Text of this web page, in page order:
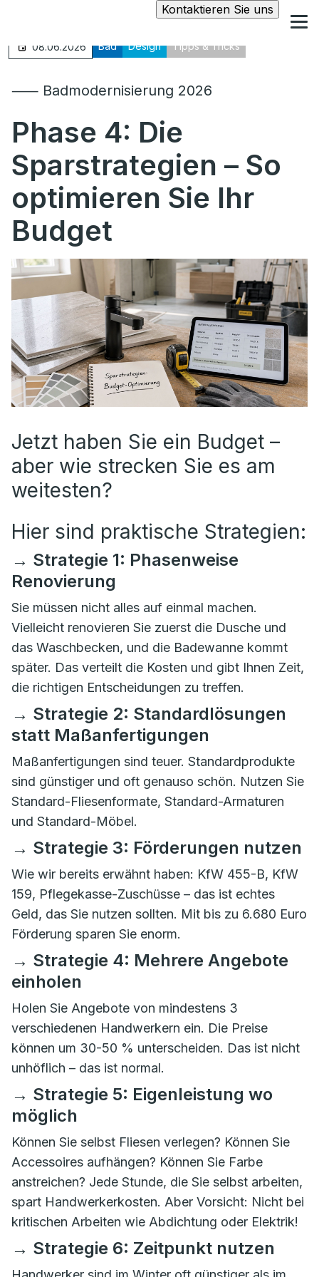
Kontaktieren Sie uns
08.06.2026 Bad Design Tipps & Tricks
⸺ Badmodernisierung 2026
Phase 4: Die
Sparstrategien – So
optimieren Sie Ihr
Budget
Jetzt haben Sie ein Budget –
aber wie strecken Sie es am
weitesten?
Hier sind praktische Strategien:
→ Strategie 1: Phasenweise
Renovierung
Sie müssen nicht alles auf einmal machen.
Vielleicht renovieren Sie zuerst die Dusche und
das Waschbecken, und die Badewanne kommt
später. Das verteilt die Kosten und gibt Ihnen Zeit,
die richtigen Entscheidungen zu treffen.
→ Strategie 2: Standardlösungen
statt Maßanfertigungen
Maßanfertigungen sind teuer. Standardprodukte
sind günstiger und oft genauso schön. Nutzen Sie
Standard-Fliesenformate, Standard-Armaturen
und Standard-Möbel.
→ Strategie 3: Förderungen nutzen
Wie wir bereits erwähnt haben: KfW 455-B, KfW
159, Pflegekasse-Zuschüsse – das ist echtes
Geld, das Sie nutzen sollten. Mit bis zu 6.680 Euro
Förderung sparen Sie enorm.
→ Strategie 4: Mehrere Angebote
einholen
Holen Sie Angebote von mindestens 3
verschiedenen Handwerkern ein. Die Preise
können um 30-50 % unterscheiden. Das ist nicht
unhöflich – das ist normal.
→ Strategie 5: Eigenleistung wo
möglich
Können Sie selbst Fliesen verlegen? Können Sie
Accessoires aufhängen? Können Sie Farbe
anstreichen? Jede Stunde, die Sie selbst arbeiten,
spart Handwerkerkosten. Aber Vorsicht: Nicht bei
kritischen Arbeiten wie Abdichtung oder Elektrik!
→ Strategie 6: Zeitpunkt nutzen